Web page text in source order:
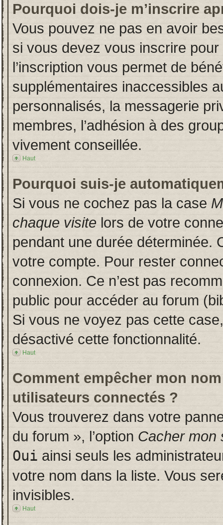
Pourquoi dois-je m’inscrire
Vous pouvez ne pas en avoir
si vous devez vous inscrire
l’inscription vous permet de
supplémentaires inaccessibles
personnalisés, la messagerie
membres, l’adhésion à des
vivement conseillée.
Haut
Pourquoi suis-je
Si vous ne cochez pas la case
chaque visite lors de votre
pendant une durée déterminée.
votre compte. Pour rester
connexion. Ce n’est pas
public pour accéder au forum
Si vous ne voyez pas cette
désactivé cette fonctionnalité.
Haut
Comment empêcher mon
utilisateurs connectés ?
Vous trouverez dans votre
du forum », l’option Cacher mon
Oui ainsi seuls les
votre nom dans la liste. Vous
invisibles.
Haut